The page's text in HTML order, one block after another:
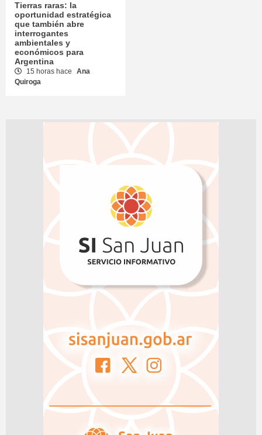
Tierras raras: la
oportunidad estratégica
que también abre
interrogantes
ambientales y
económicos para
Argentina
15 horas hace
Ana
Quiroga